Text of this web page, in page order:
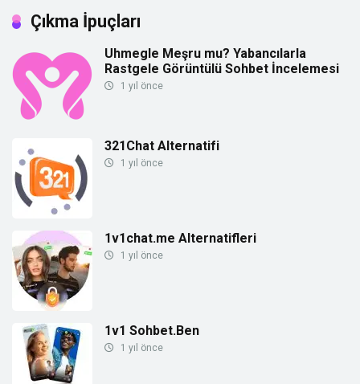
Çıkma İpuçları
Uhmegle Meşru mu? Yabancılarla
Rastgele Görüntülü Sohbet İncelemesi
1 yıl önce
321Chat Alternatifi
1 yıl önce
1v1chat.me Alternatifleri
1 yıl önce
1v1 Sohbet.Ben
1 yıl önce